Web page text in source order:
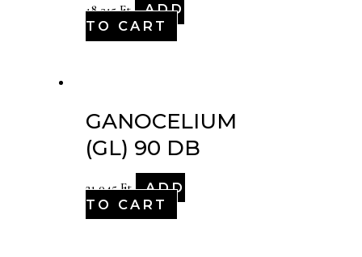
18,315Ft
ADD
TO CART
GANOCELIUM
(GL) 90 DB
21,045Ft
ADD
TO CART